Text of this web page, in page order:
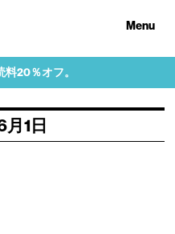
Menu
20％オフ。
1日